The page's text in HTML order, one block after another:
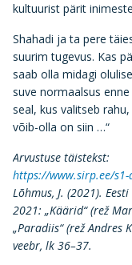
kultuurist pärit
Shahadi ja ta pere
suurim tugevus. Kas
saab olla midagi
suve normaalsus
seal, kus valitseb
võib-olla on siin …“
Arvustuse täistekst:
https://www.sirp.ee/
Lõhmus, J. (2021).
2021: „Käärid“ (rež
„Paradiis“ (rež Andres
veebr, lk 36–37.